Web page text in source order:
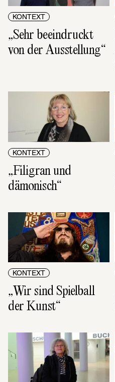
KONTEXT
„Sehr beeindruckt
von der Ausstellung“
KONTEXT
„Filigran und
dämonisch“
KONTEXT
„Wir sind Spielball
der Kunst“